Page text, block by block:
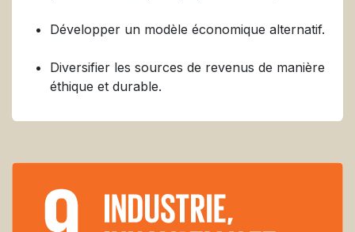
Développer un modèle économique alternatif.
Diversifier les sources de revenus de manière
éthique et durable.